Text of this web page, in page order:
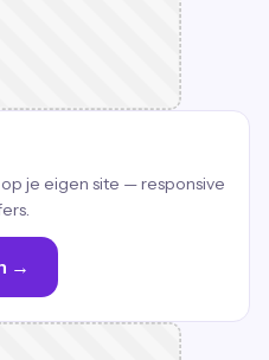
je eigen site — responsive
→